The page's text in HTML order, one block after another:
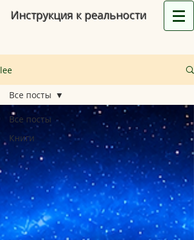
Инструкция к реальности
lee
Все посты
Книги
Все посты